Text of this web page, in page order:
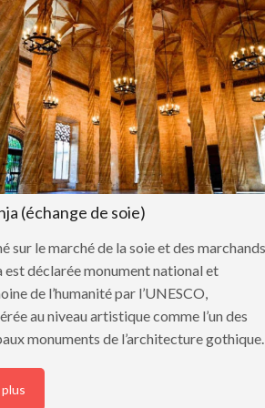
(échange de soie)
sur le marché de la soie et des
est déclarée monument national et
de l’humanité par l’UNESCO,
au niveau artistique comme l’un des
monuments de l’architecture gothique.